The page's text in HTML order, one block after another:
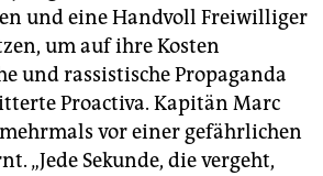
und eine Handvoll Freiwilliger
um auf ihre Kosten
und rassistische Propaganda
Proactiva. Kapitän Marc
vor einer gefährlichen
„Jede Sekunde, die vergeht,